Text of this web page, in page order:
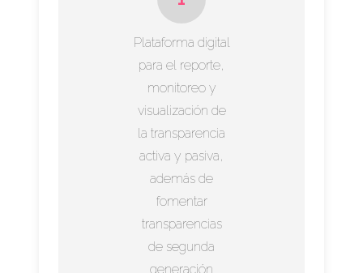
Plataforma digital
para el reporte,
monitoreo y
visualización de
la transparencia
activa y pasiva,
además de
fomentar
transparencias
de segunda
generación